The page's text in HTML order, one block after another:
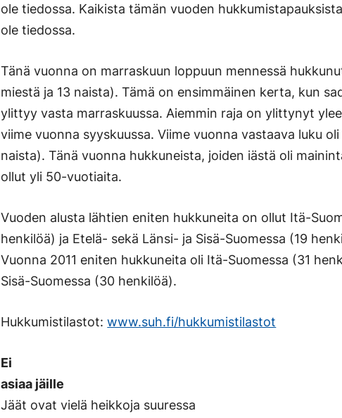
ole tiedossa. Kaikista tämän vuoden
ole tiedossa.
Tänä vuonna on marraskuun loppuun mennessä
miestä ja 13 naista). Tämä on ensimmäinen kerta, kun
ylittyy vasta marraskuussa. Aiemmin raja on ylittynyt
viime vuonna syyskuussa. Viime vuonna vastaava luku oli
naista). Tänä vuonna hukkuneista, joiden iästä oli
ollut yli 50-vuotiaita.
Vuoden alusta lähtien eniten hukkuneita on ollut Itä-
henkilöä) ja Etelä- sekä Länsi- ja Sisä-Suomessa (19
Vuonna 2011 eniten hukkuneita oli Itä-Suomessa (31
Sisä-Suomessa (30 henkilöä).
Hukkumistilastot:www.suh.fi/hukkumistilastot
Ei
asiaa jäille
Jäät ovat vielä heikkoja suuressa